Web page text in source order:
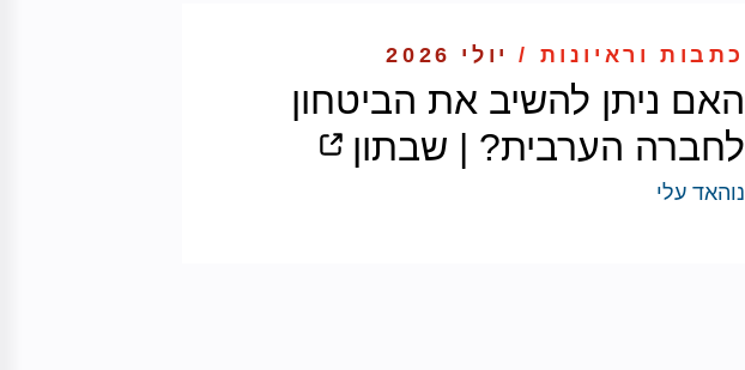
כתבות וראיונות / יולי 2026
האם ניתן להשיב את הביטחון
לחברה הערבית? | שבתון
נוהאד עלי